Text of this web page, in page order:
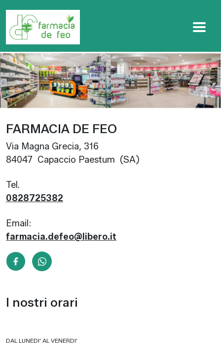
FARMACIA DE FEO
Via Magna Grecia, 316
84047 Capaccio Paestum (SA)
Tel.
0828725382
Email:
farmacia.defeo@libero.it
I nostri orari
DAL LUNEDI' AL VENERDI'